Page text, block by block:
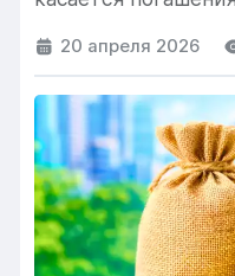
20 апреля 2026